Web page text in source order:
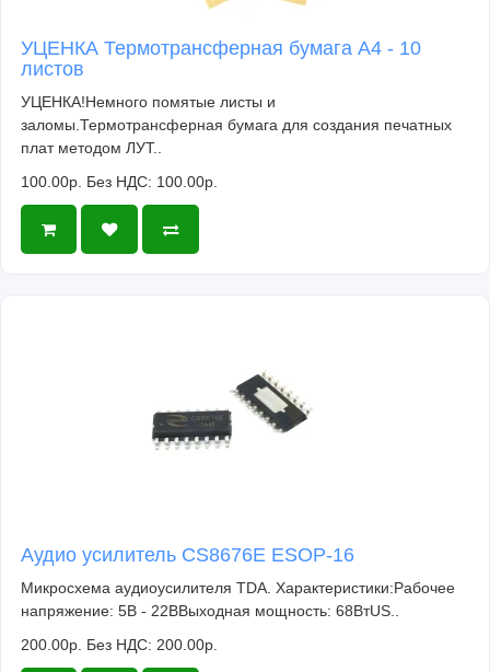
УЦЕНКА Термотрансферная бумага А4 - 10
листов
УЦЕНКА!Немного помятые листы и
заломы.Термотрансферная бумага для создания печатных
плат методом ЛУТ..
100.00р. Без НДС: 100.00р.
Аудио усилитель CS8676E ESOP-16
Микросхема аудиоусилителя TDA. Характеристики:Рабочее
напряжение: 5В - 22ВВыходная мощность: 68ВтUS..
200.00р. Без НДС: 200.00р.